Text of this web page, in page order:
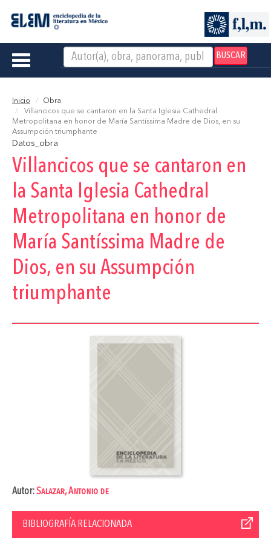
BUSCAR
Toggle
Inicio
Obra
Villancicos que se cantaron en la Santa Iglesia Cathedral
Metropolitana en honor de María Santíssima Madre de Dios, en su
Assumpción triumphante
Datos_obra
Villancicos que se cantaron en
la Santa Iglesia Cathedral
Metropolitana en honor de
María Santíssima Madre de
Dios, en su Assumpción
triumphante
Autor:Salazar, Antonio de
BIBLIOGRAFÍA RELACIONADA